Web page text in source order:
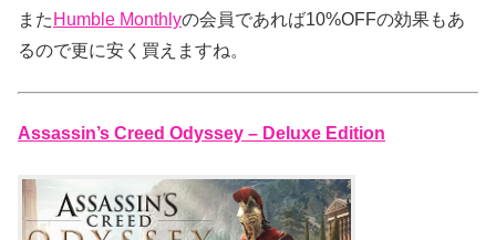
また Humble Monthlyの会員であれば10%OFFの効果もあ
るので更に安く買えますね。
Assassin’s Creed Odyssey – Deluxe Edition